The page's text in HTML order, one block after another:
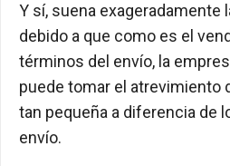
Y sí, suena exageradamente
debido a que como es el
términos del envío, la
puede tomar el atrevimiento
tan pequeña a diferencia de
envío.